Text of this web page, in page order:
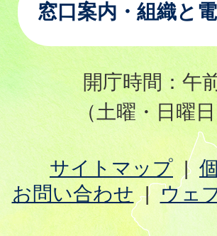
窓口案内・組織と
開庁時間：午
（土曜・日曜
サイトマップ
お問い合わせ
ウェ